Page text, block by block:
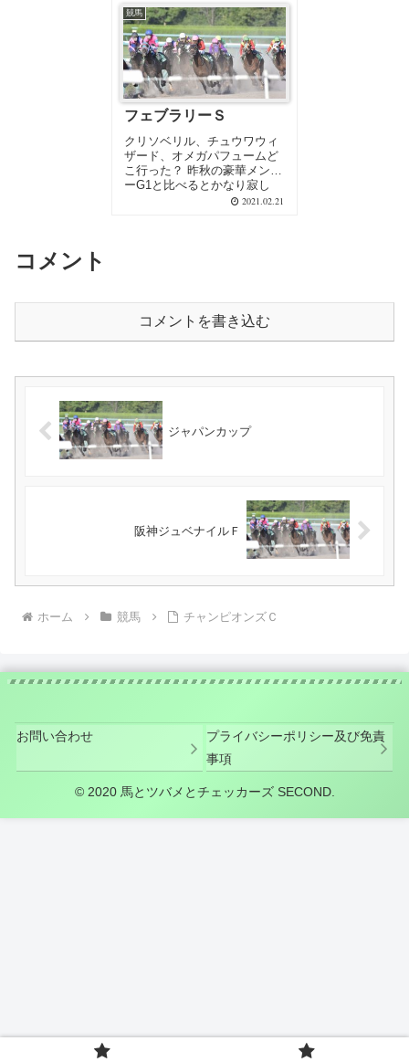
競馬
フェブラリーＳ
クリソベリル、チュウワウィ
ザード、オメガパフュームど
こ行った？ 昨秋の豪華メンバ
ーG1と比べるとかなり寂し
い… なんか気分的にも盛り上
2021.02.21
コメント
コメントを書き込む
ジャパンカップ
阪神ジュベナイルＦ
ホーム 競馬 チャンピオンズＣ
お問い合わせ
プライバシーポリシー及び免責
事項
© 2020 馬とツバメとチェッカーズ SECOND.